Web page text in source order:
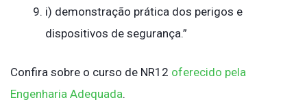
i) demonstração prática dos perigos e
dispositivos de segurança.”
Confira sobre o curso de NR12 oferecido pela
Engenharia Adequada.